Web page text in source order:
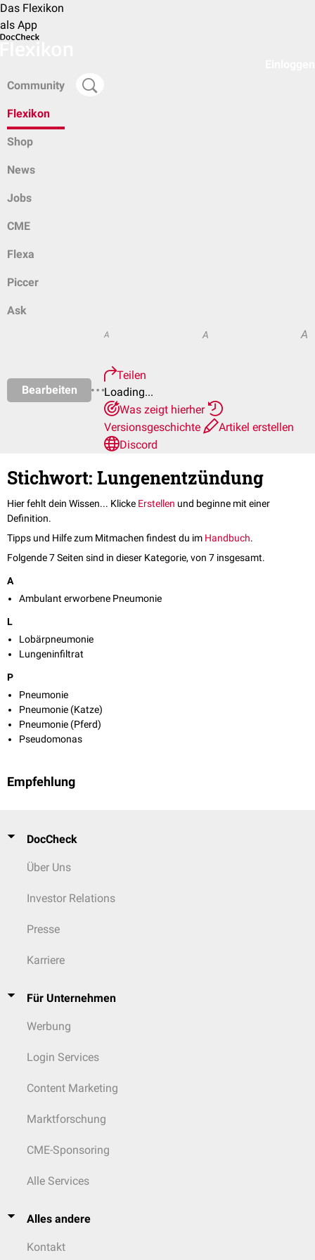
Das Flexikon
als App
Community
Flexikon
Shop
News
Jobs
CME
Flexa
Piccer
Ask
Bearbeiten
A A A
Teilen
Loading...
Was zeigt hierher
Versionsgeschichte
Artikel erstellen
Discord
Stichwort: Lungenentzündung
Hier fehlt dein Wissen... Klicke Erstellen und beginne mit einer
Definition.
Tipps und Hilfe zum Mitmachen findest du im Handbuch.
Folgende 7 Seiten sind in dieser Kategorie, von 7 insgesamt.
A
Ambulant erworbene Pneumonie
L
Lobärpneumonie
Lungeninfiltrat
P
Pneumonie
Pneumonie (Katze)
Pneumonie (Pferd)
Pseudomonas
Empfehlung
DocCheck
Über Uns
Investor Relations
Presse
Karriere
Für Unternehmen
Werbung
Login Services
Content Marketing
Marktforschung
CME-Sponsoring
Alle Services
Alles andere
Kontakt